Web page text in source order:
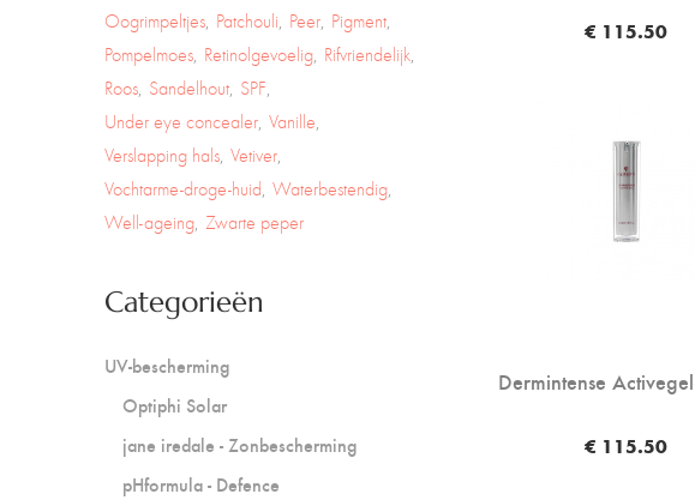
€ 115.50
Dermintense
€ 115.50
Oogrimpeltjes Patchouli Peer Pigment
Pompelmoes Retinolgevoelig Rifvriendelijk
Roos Sandelhout SPF
Under eye concealer Vanille
Verslapping hals Vetiver
Vochtarme-droge-huid Waterbestendig
Well-ageing Zwarte peper
Categorieën
UV-bescherming
Optiphi Solar
jane iredale - Zonbescherming
pHformula - Defence